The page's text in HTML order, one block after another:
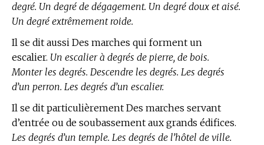
degré. Un degré de dégagement. Un degré doux et aisé.
Un degré extrêmement roide.
Il se dit aussi Des marches qui forment un
escalier. Un escalier à degrés de pierre, de bois.
Monter les degrés. Descendre les degrés. Les degrés
d’un perron. Les degrés d’un escalier.
Il se dit particulièrement Des marches servant
d’entrée ou de soubassement aux grands édifices.
Les degrés d’un temple. Les degrés de l’hôtel de ville.